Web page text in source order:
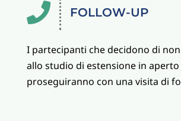
 FOLLOW-UP
I partecipanti che decidono di
allo studio di estensione in aperto
proseguiranno con una visita di